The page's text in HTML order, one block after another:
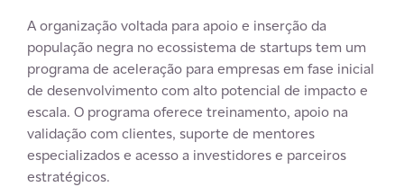
A organização voltada para apoio e inserção da
população negra no ecossistema de startups tem um
programa de aceleração para empresas em fase inicial
de desenvolvimento com alto potencial de impacto e
escala. O programa oferece treinamento, apoio na
validação com clientes, suporte de mentores
especializados e acesso a investidores e parceiros
estratégicos.